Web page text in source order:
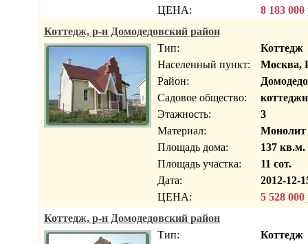
ЦЕНА:
8 183 000
Коттедж, р-н Домодедовский район
Тип:
Коттедж
Населенный пункт:
Москва,
Район:
Садовое общество:
Этажность:
3
Материал:
Монолит
Площадь дома:
137 кв.м.
Площадь участка:
11 сот.
Дата:
2012-12-
ЦЕНА:
5 528 000
Коттедж, р-н Домодедовский район
Тип:
Коттедж